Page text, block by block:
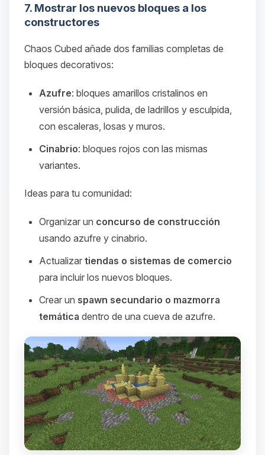
7. Mostrar los nuevos bloques a los
constructores
Chaos Cubed añade dos familias completas de
bloques decorativos:
Azufre: bloques amarillos cristalinos en
versión básica, pulida, de ladrillos y esculpida,
con escaleras, losas y muros.
Cinabrio: bloques rojos con las mismas
variantes.
Ideas para tu comunidad:
Organizar un concurso de construcción
usando azufre y cinabrio.
Actualizar tiendas o sistemas de comercio
para incluir los nuevos bloques.
Crear un spawn secundario o mazmorra
temática dentro de una cueva de azufre.